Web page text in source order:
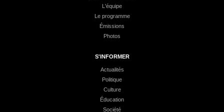
L'équipe
Le programme
Émissions
Photos
S'INFORMER
Actualités
Politique
Culture
Éducation
Société